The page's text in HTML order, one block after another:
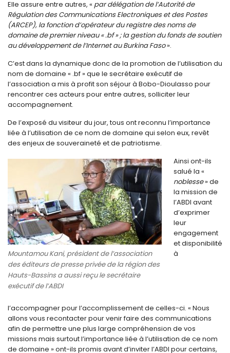
Elle assure entre autres, « par délégation de l’Autorité de
Régulation des Communications Electroniques et des Postes
(ARCEP), la fonction d’opérateur du registre des noms de
domaine de premier niveau « .bf » ; la gestion du fonds de soutien
au développement de l’Internet au Burkina Faso».
C’est dans la dynamique donc de la promotion de l’utilisation du
nom de domaine « .bf » que le secrétaire exécutif de
l’association a mis à profit son séjour à Bobo-Dioulasso pour
rencontrer ces acteurs pour entre autres, solliciter leur
accompagnement.
De l’exposé du visiteur du jour, tous ont reconnu l’importance
liée à l’utilisation de ce nom de domaine qui selon eux, revêt
des enjeux de souveraineté et de patriotisme.
Mountamou Kani, président de l’association
des éditeurs de presse privée de la région des
Hauts-Bassins a aussi reçu le secrétaire
exécutif de l’ABDI
Ainsi ont-ils
salué la «
noblesse» de
la mission de
l’ABDI avant
d’exprimer
leur
engagement
et disponibilité
à
l’accompagner pour l’accomplissement de celles-ci. « Nous
allons vous recontacter pour venir faire des communications
afin de permettre une plus large compréhension de vos
missions mais surtout l’importance liée à l’utilisation de ce nom
de domaine » ont-ils promis avant d’inviter l’ABDI pour certains,